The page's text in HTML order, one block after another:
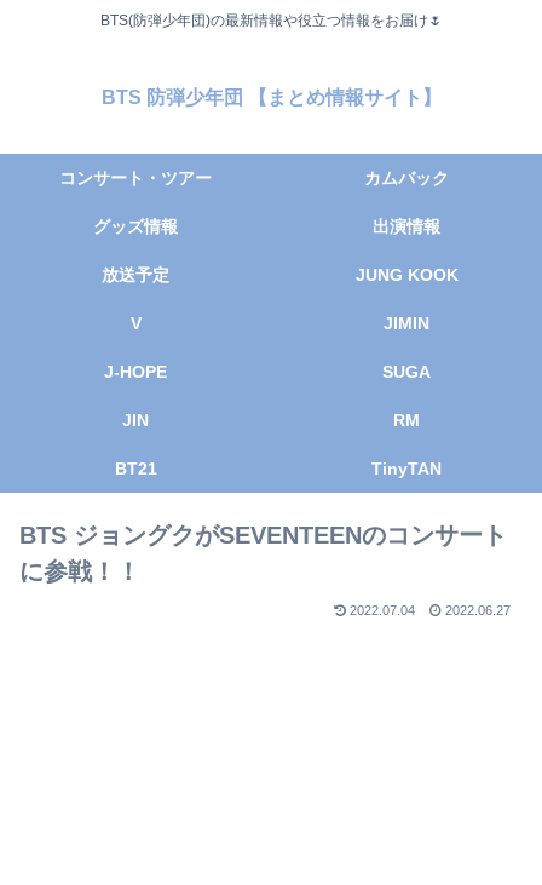
BTS(防弾少年団)の最新情報や役立つ情報をお届け🌷
BTS 防弾少年団 【まとめ情報サイト】
コンサート・ツアー カムバック
グッズ情報 出演情報
放送予定 JUNG KOOK
V JIMIN
J-HOPE SUGA
JIN RM
BT21 TinyTAN
BTS ジョングクがSEVENTEENのコンサート
に参戦！！
2022.07.04 2022.06.27